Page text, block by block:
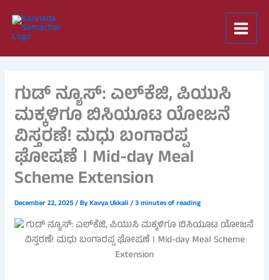
content
ಗುಡ್ ನ್ಯೂಸ್: ಎಲ್‌ಕೆಜಿ, ಪಿಯುಸಿ
ಮಕ್ಕಳಿಗೂ ಬಿಸಿಯೂಟ ಯೋಜನೆ
ವಿಸ್ತರಣೆ! ಮಧು ಬಂಗಾರಪ್ಪ
ಘೋಷಣೆ । Mid-day Meal
Scheme Extension
December 22, 2025/ ByKavya Ukkali/3 minutes of reading